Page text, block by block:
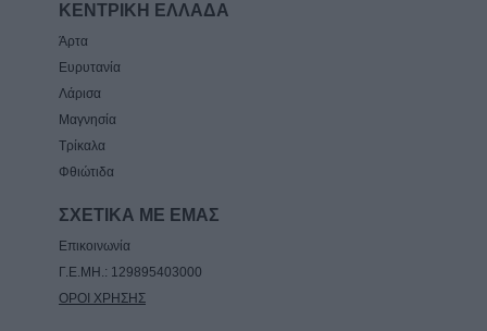
ΚΕΝΤΡΙΚΗ ΕΛΛΑΔΑ
Άρτα
Ευρυτανία
Λάρισα
Μαγνησία
Τρίκαλα
Φθιώτιδα
ΣΧΕΤΙΚΑ ΜΕ ΕΜΑΣ
Επικοινωνία
Γ.Ε.ΜΗ.: 129895403000
ΟΡΟΙ ΧΡΗΣΗΣ